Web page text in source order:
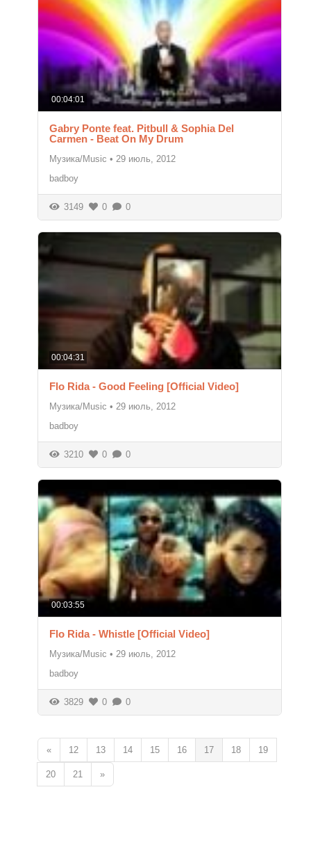
00:04:01
Gabry Ponte feat. Pitbull & Sophia Del
Carmen - Beat On My Drum
Музика/Music • 29 июль, 2012
badboy
3149 0 0
00:04:31
Flo Rida - Good Feeling [Official Video]
Музика/Music • 29 июль, 2012
badboy
3210 0 0
00:03:55
Flo Rida - Whistle [Official Video]
Музика/Music • 29 июль, 2012
badboy
3829 0 0
« 12 13 14 15 16 17 18 19
20 21 »